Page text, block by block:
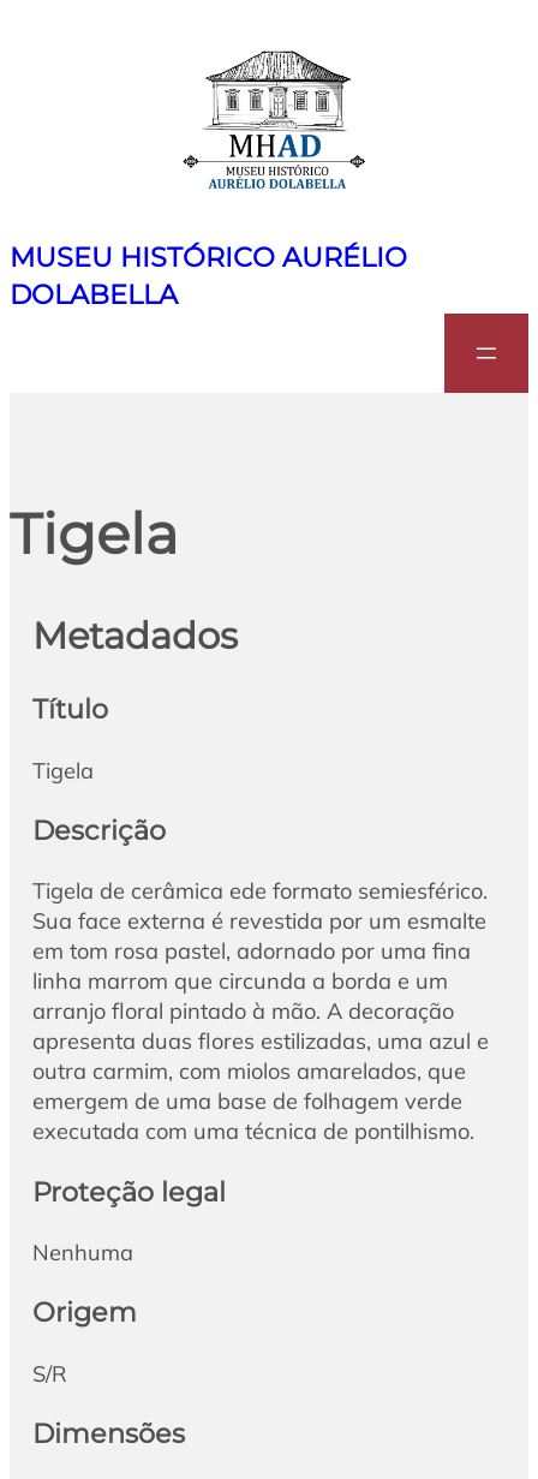
MUSEU HISTÓRICO AURÉLIO
DOLABELLA
Tigela
Metadados
Título
Tigela
Descrição
Tigela de cerâmica ede formato semiesférico.
Sua face externa é revestida por um esmalte
em tom rosa pastel, adornado por uma fina
linha marrom que circunda a borda e um
arranjo floral pintado à mão. A decoração
apresenta duas flores estilizadas, uma azul e
outra carmim, com miolos amarelados, que
emergem de uma base de folhagem verde
executada com uma técnica de pontilhismo.
Proteção legal
Nenhuma
Origem
S/R
Dimensões